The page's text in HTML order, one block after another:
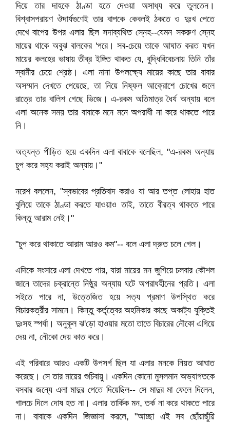
দিয়ে তার দাহকে ঠাণ্ডা হতে দেওয়া অসাধ্য করে তুলতেন।
বিশ্বাসপরায়ণ ঔদার্যগুণেই তার বাপকে কেবলই ঠকতে ও দুঃখ পেতে
দেখে বাপের উপর এলার ছিল সদাব্যথিত স্নেহ--যেমন সকরুণ স্নেহ
মায়ের থাকে অবুঝ বালকের 'পরে। সব-চেয়ে তাকে আঘাত করত যখন
মায়ের কলহের ভাষায় তীব্র ইঙ্গিত থাকত যে, বুদ্ধিবিবেচনায় তিনি তাঁর
স্বামীর চেয়ে শ্রেষ্ঠ। এলা নানা উপলক্ষ্যে মায়ের কাছে তার বাবার
অসম্মান দেখতে পেয়েছে, তা নিয়ে নিষ্ফল আক্রোশে চোখের জলে
রাত্রে তার বালিশ গেছে ভিজে। এ-রকম অতিমাত্র ধৈর্য অন্যায় বলে
এলা অনেক সময় তার বাবাকে মনে মনে অপরাধী না করে থাকতে পারে
নি।
অত্যন্ত পীড়িত হয়ে একদিন এলা বাবাকে বলেছিল, "এ-রকম অন্যায়
চুপ করে সহ্য করাই অন্যায়।"
নরেশ বললেন, "স্বভাবের প্রতিবাদ করাও যা আর তপ্ত লোহায় হাত
বুলিয়ে তাকে ঠাণ্ডা করতে যাওয়াও তাই, তাতে বীরত্ব থাকতে পারে
কিন্তু আরাম নেই।"
"চুপ করে থাকাতে আরাম আরও কম"-- বলে এলা দ্রুত চলে গেল।
এদিকে সংসারে এলা দেখতে পায়, যারা মায়ের মন জুগিয়ে চলবার কৌশল
জানে তাদের চক্রান্তে নিষ্ঠুর অন্যায় ঘটে অপরাধহীনের প্রতি। এলা
সইতে পারে না, উত্তেজিত হয়ে সত্য প্রমাণ উপস্থিত করে
বিচারকর্ত্রীর সামনে। কিন্তু কর্তৃত্বের অহমিকার কাছে অকাট্য যুক্তিই
দুঃসহ স্পর্ধা। অনুকূল ঝ'ড়ো হাওয়ার মতো তাতে বিচারের নৌকো এগিয়ে
দেয় না, নৌকো দেয় কাত করে।
এই পরিবারে আরও একটি উপসর্গ ছিল যা এলার মনকে নিয়ত আঘাত
করেছে। সে তার মায়ের শুচিবায়ু। একদিন কোনো মুসলমান অভ্যাগতকে
বসবার জন্যে এলা মাদুর পেতে দিয়েছিল-- সে মাদুর মা ফেলে দিলেন,
গালচে দিলে দোষ হত না। এলার তার্কিক মন, তর্ক না করে থাকতে পারে
না। বাবাকে একদিন জিজ্ঞাসা করলে, "আচ্ছা এই সব ছোঁয়াছুঁয়ি